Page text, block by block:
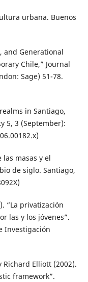
urbana. Buenos
and Generational
Chile,” Journal
Sage) 51-78.
in Santiago,
5, 3 (September):
masas y el
de siglo. Santiago,
“La privatización
las y los jóvenes”.
Investigación
Richard Elliott (2002).
framework”.